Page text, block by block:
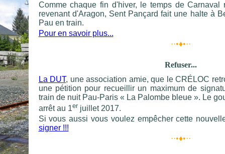
Comme chaque fin d'hiver, le temps de Carnaval
revenant d'Aragon, Sent Pançard fait une halte à
Pau en train.
Pour en savoir plus...
··•♦•··
Refuser...
La DUT, une association amie, que le CRÉLOC
une pétition pour recueillir un maximum de
train de nuit Pau-Paris « La Palombe bleue ». Le
arrêt au 1er juillet 2017.
Si vous aussi vous voulez empêcher cette
signer !!!
··•♦•··